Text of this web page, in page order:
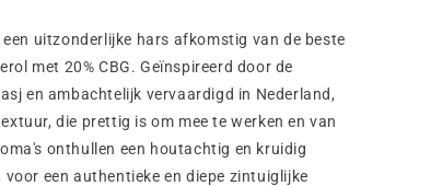
uitzonderlijke hars afkomstig van de beste
met 20% CBG. Geïnspireerd door de
en ambachtelijk vervaardigd in Nederland,
die prettig is om mee te werken en van
onthullen een houtachtig en kruidig
een authentieke en diepe zintuiglijke